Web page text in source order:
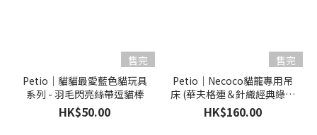
售完
Petio｜貓貓最愛藍色貓玩具
系列 - 羽毛閃亮絲帶逗貓棒
HK$50.00
售完
Petio｜Necoco貓籠專用吊
床 (華夫格連＆針織經典綠白
色)
HK$160.00